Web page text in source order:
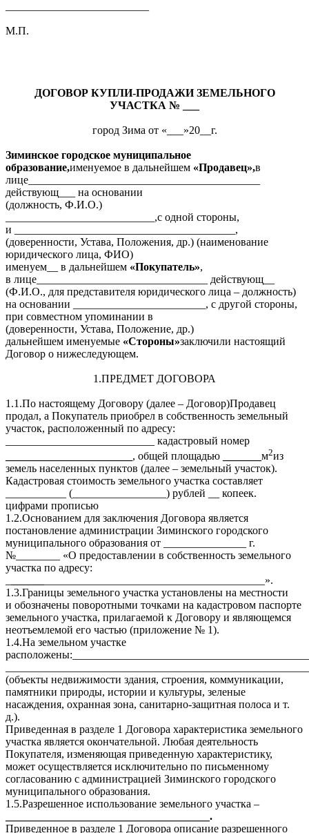
М.П.
ДОГОВОР КУПЛИ-ПРОДАЖИ ЗЕМЕЛЬНОГО
УЧАСТКА № ___
город Зима от «___»20__г.
Зиминское городское муниципальное
образование,именуемое в дальнейшем «Продавец»,в
лице__________________________________________
действующ___ на основании
(должность, Ф.И.О.)
___________________________,с одной стороны,
и ________________________________________,
(доверенности, Устава, Положения, др.) (наименование
юридического лица, ФИО)
именуем__ в дальнейшем «Покупатель»,
в лице_______________________________ действующ__
(Ф.И.О., для представителя юридического лица – должность)
на основании ________________________, с другой стороны,
при совместном упоминании в
(доверенности, Устава, Положение, др.)
дальнейшем именуемые «Стороны»заключили настоящий
Договор о нижеследующем.
1.ПРЕДМЕТ ДОГОВОРА
1.1.По настоящему Договору (далее – Договор)Продавец
продал, а Покупатель приобрел в собственность земельный
участок, расположенный по адресу:
___________________________ кадастровый номер
, общей площадью м2из
земель населенных пунктов (далее – земельный участок).
Кадастровая стоимость земельного участка составляет
___________ (_________________) рублей __ копеек.
цифрами прописью
1.2.Основанием для заключения Договора является
постановление администрации Зиминского городского
муниципального образования от _______________ г.
№________ «О предоставлении в собственность земельного
участка по адресу:
________________________________________».
1.3.Границы земельного участка установлены на местности
и обозначены поворотными точками на кадастровом паспорте
земельного участка, прилагаемой к Договору и являющемся
неотъемлемой его частью (приложение № 1).
1.4.На земельном участке
(объекты недвижимости здания, строения, коммуникации,
памятники природы, истории и культуры, зеленые
насаждения, охранная зона, санитарно-защитная полоса и т.
д.).
Приведенная в разделе 1 Договора характеристика земельного
участка является окончательной. Любая деятельность
Покупателя, изменяющая приведенную характеристику,
может осуществляется исключительно по письменному
согласованию с администрацией Зиминского городского
муниципального образования.
1.5.Разрешенное использование земельного участка –
_____________________________________.
Приведенное в разделе 1 Договора описание разрешенного